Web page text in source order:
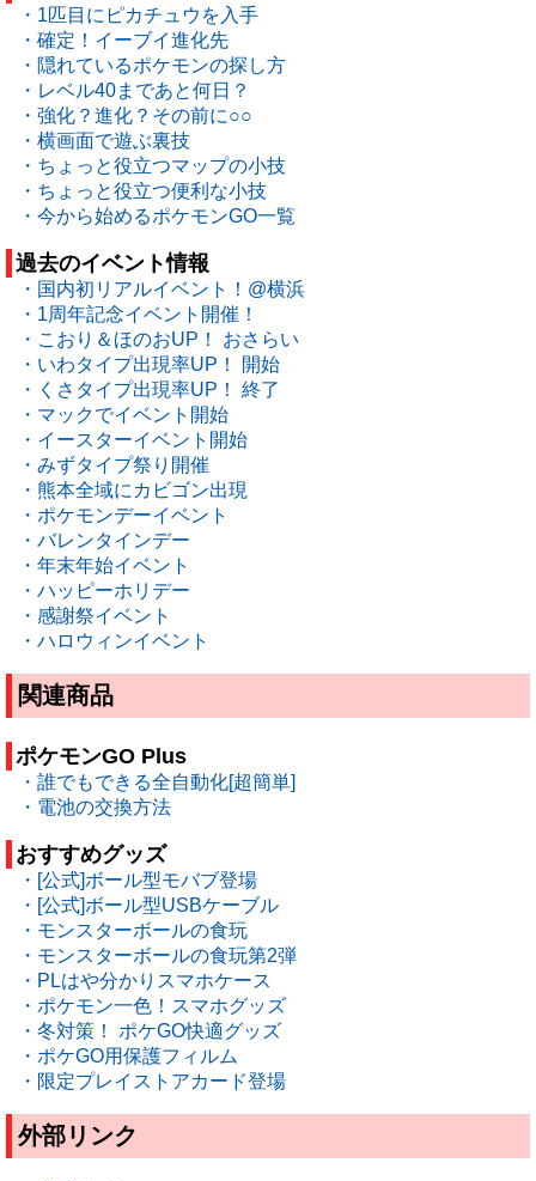
・1匹目にピカチュウを入手
・確定！イーブイ進化先
・隠れているポケモンの探し方
・レベル40まであと何日？
・強化？進化？その前に○○
・横画面で遊ぶ裏技
・ちょっと役立つマップの小技
・ちょっと役立つ便利な小技
・今から始めるポケモンGO一覧
過去のイベント情報
・国内初リアルイベント！@横浜
・1周年記念イベント開催！
・こおり＆ほのおUP！ おさらい
・いわタイプ出現率UP！ 開始
・くさタイプ出現率UP！ 終了
・マックでイベント開始
・イースターイベント開始
・みずタイプ祭り開催
・熊本全域にカビゴン出現
・ポケモンデーイベント
・バレンタインデー
・年末年始イベント
・ハッピーホリデー
・感謝祭イベント
・ハロウィンイベント
関連商品
ポケモンGO Plus
・誰でもできる全自動化[超簡単]
・電池の交換方法
おすすめグッズ
・[公式]ボール型モバブ登場
・[公式]ボール型USBケーブル
・モンスターボールの食玩
・モンスターボールの食玩第2弾
・PLはや分かりスマホケース
・ポケモン一色！スマホグッズ
・冬対策！ ポケGO快適グッズ
・ポケGO用保護フィルム
・限定プレイストアカード登場
外部リンク